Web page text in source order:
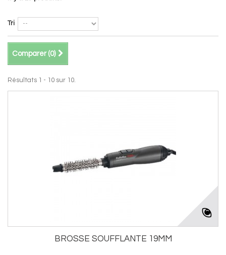
Tri
Comparer (0)
Résultats 1 - 10 sur 10.
BROSSE SOUFFLANTE 19MM